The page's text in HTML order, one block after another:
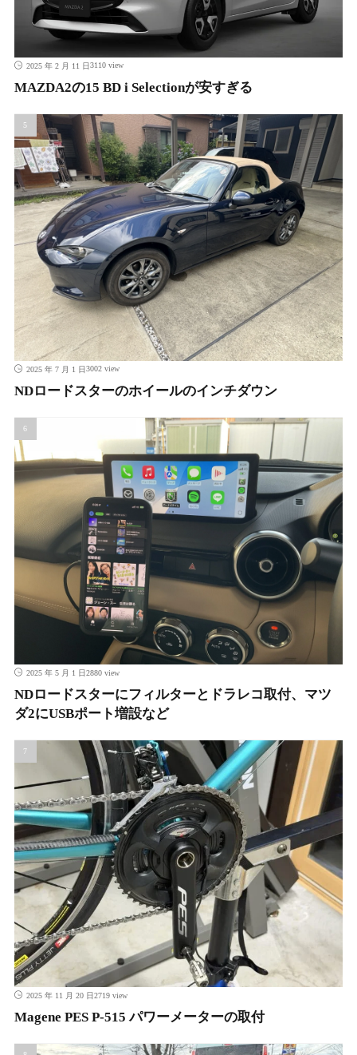
2025 年 2 月 11 日3110 view
MAZDA2の15 BD i Selectionが安すぎる
2025 年 7 月 1 日3002 view
NDロードスターのホイールのインチダウン
2025 年 5 月 1 日2880 view
NDロードスターにフィルターとドラレコ取付、マツ
ダ2にUSBポート増設など
2025 年 11 月 20 日2719 view
Magene PES P-515 パワーメーターの取付